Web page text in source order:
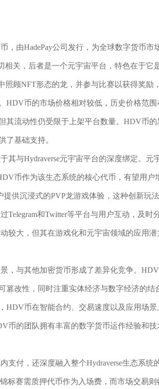
，由HadePay公司发行，为全球数字货币市
关，后者是一个元宇宙平台，特色在于它
照顾NFT形态的龙，并参与比赛以获得奖励
币的市场价格相对较低，历史价格范围
其流动性仍受限于上架平台数量。HDV币的
了基础支持。
其与Hydraverse元宇宙平台的深度绑定。元
币作为该生态系统的核心代币，有望用户
提供沉浸式的PVP龙游戏体验，这种创新玩
Telegram和Twitter等平台与用户互动，及时
较大，但其在游戏化和元宇宙领域的应用
，与其他加密货币形成了差异化竞争。
篡改性，同时注重实体经济与数字经济的结
HDV币在智能合约、交易速度以及应用场
币的团队拥有丰富的数字货币运作经验和
支付，还深度融入整个Hydraverse生态系统
标赛需质押代币作为入场费，而市场交易